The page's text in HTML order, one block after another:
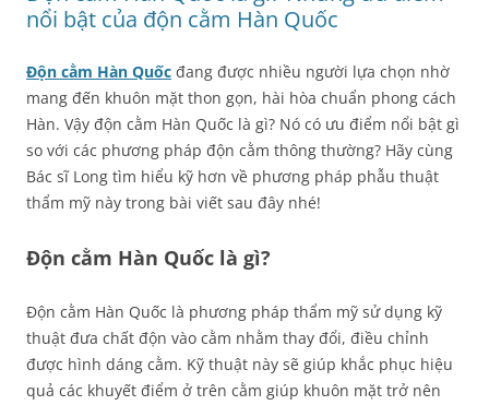
nổi bật của độn cằm Hàn Quốc
Độn cằm Hàn Quốc đang được nhiều người lựa chọn nhờ
mang đến khuôn mặt thon gọn, hài hòa chuẩn phong cách
Hàn. Vậy độn cằm Hàn Quốc là gì? Nó có ưu điểm nổi bật gì
so với các phương pháp độn cằm thông thường? Hãy cùng
Bác sĩ Long tìm hiểu kỹ hơn về phương pháp phẫu thuật
thẩm mỹ này trong bài viết sau đây nhé!
Độn cằm Hàn Quốc là gì?
Độn cằm Hàn Quốc là phương pháp thẩm mỹ sử dụng kỹ
thuật đưa chất độn vào cằm nhằm thay đổi, điều chỉnh
được hình dáng cằm. Kỹ thuật này sẽ giúp khắc phục hiệu
quả các khuyết điểm ở trên cằm giúp khuôn mặt trở nên